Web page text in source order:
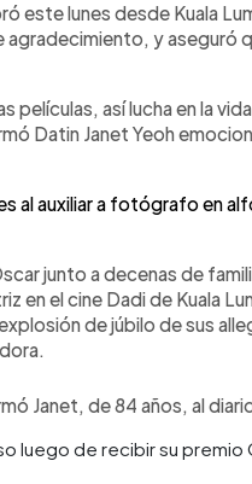
este lunes desde Kuala
agradecimiento, y aseguró
películas, así lucha en la
Datin Janet Yeoh
al auxiliar a fotógrafo en
junto a decenas de
en el cine Dadi de Kuala
de júbilo de sus
Janet, de 84 años, al